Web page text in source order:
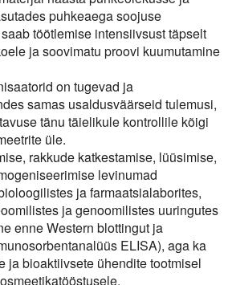
puhkeaega soojuse
töötlemise intensiivsust täpselt
ja soovimatu proovi kuumutamine
on tugevad ja
samas usaldusväärseid tulemusi,
tänu täielikule kontrollile kõigi
üle.
rakkude katkestamise, lüüsimise,
levinumad
ja farmaatsialaborites,
ja genoomilistes uuringutes
enne Western blottingut ja
ELISA), aga ka
ja bioaktiivsete ühendite tootmisel